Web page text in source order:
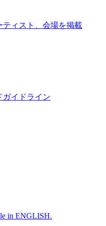
ティスト、会場を掲載
ガイドライン
in ENGLISH.